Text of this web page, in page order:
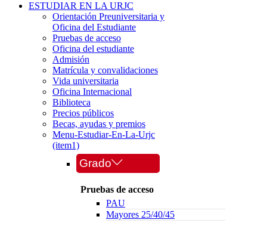
ESTUDIAR EN LA URJC
Orientación Preuniversitaria y
Oficina del Estudiante
Pruebas de acceso
Oficina del estudiante
Admisión
Matrícula y convalidaciones
Vida universitaria
Oficina Internacional
Biblioteca
Precios públicos
Becas, ayudas y premios
Menu-Estudiar-En-La-Urjc
(item1)
Grado
Pruebas de acceso
PAU
Mayores 25/40/45